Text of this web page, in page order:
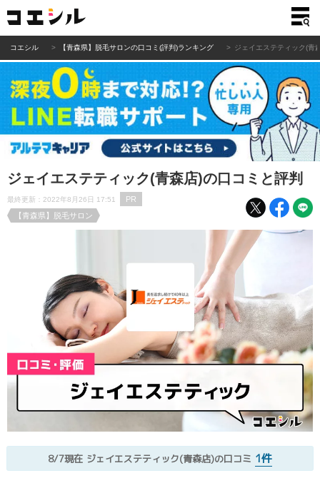
コエシル 【青森県】脱毛サロンの口コミ(評判)ランキング ジェイエステティック(青
ジェイエステティック(青森店)の口コミと評判
最終更新：2022年8月26日 17:51
PR
【青森県】脱毛サロン
8/7現在 ジェイエステティック(青森店)の口コミ 1件